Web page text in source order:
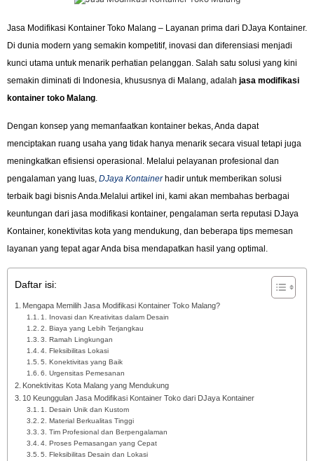
Jasa Modifikasi Kontainer Toko Malang – Layanan prima dari DJaya Kontainer.
Di dunia modern yang semakin kompetitif, inovasi dan diferensiasi menjadi
kunci utama untuk menarik perhatian pelanggan. Salah satu solusi yang kini
semakin diminati di Indonesia, khususnya di Malang, adalah jasa modifikasi
kontainer toko Malang.
Dengan konsep yang memanfaatkan kontainer bekas, Anda dapat
menciptakan ruang usaha yang tidak hanya menarik secara visual tetapi juga
meningkatkan efisiensi operasional. Melalui pelayanan profesional dan
pengalaman yang luas, DJaya Kontainerhadir untuk memberikan solusi
terbaik bagi bisnis Anda.Melalui artikel ini, kami akan membahas berbagai
keuntungan dari jasa modifikasi kontainer, pengalaman serta reputasi DJaya
Kontainer, konektivitas kota yang mendukung, dan beberapa tips memesan
layanan yang tepat agar Anda bisa mendapatkan hasil yang optimal.
Daftar isi:
Mengapa Memilih Jasa Modifikasi Kontainer Toko Malang?
1. Inovasi dan Kreativitas dalam Desain
2. Biaya yang Lebih Terjangkau
3. Ramah Lingkungan
4. Fleksibilitas Lokasi
5. Konektivitas yang Baik
6. Urgensitas Pemesanan
Konektivitas Kota Malang yang Mendukung
10 Keunggulan Jasa Modifikasi Kontainer Toko dari DJaya Kontainer
1. Desain Unik dan Kustom
2. Material Berkualitas Tinggi
3. Tim Profesional dan Berpengalaman
4. Proses Pemasangan yang Cepat
5. Fleksibilitas Desain dan Lokasi